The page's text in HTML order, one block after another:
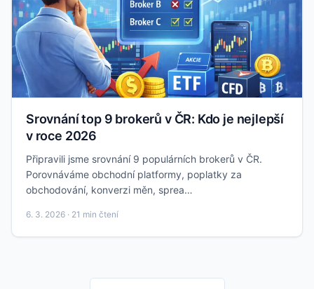
Srovnání top 9 brokerů v ČR: Kdo je nejlepší
v roce 2026
Připravili jsme srovnání 9 populárních brokerů v ČR.
Porovnáváme obchodní platformy, poplatky za
obchodování, konverzi měn, sprea…
6. 3. 2026 · 21 min čtení